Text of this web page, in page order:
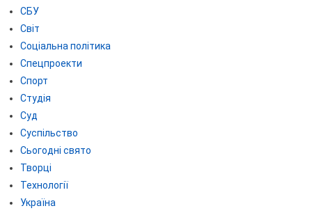
СБУ
Світ
Соціальна політика
Спецпроекти
Спорт
Студія
Суд
Суспільство
Сьогодні свято
Творці
Технології
Україна